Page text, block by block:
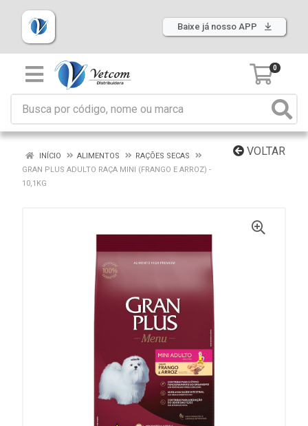
Baixe já nosso APP
0
VOLTAR
INÍCIO ALIMENTOS
RAÇÕES SECAS
GRAN PLUS ADULTO RAÇA MINI (FRANGO E ARROZ) -
10,1KG